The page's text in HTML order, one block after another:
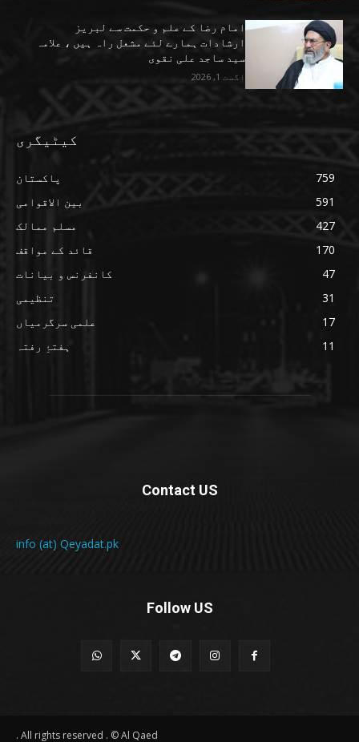
امام رضا کے علم و حکمت سے لبریز
ارشادات ہمارے لئے مشعل راہ ہیں ، علامہ
سید ساجد علی نقوی
اگست 1, 2026
کیٹیگری
پاکستان
759
بین الاقوامی
591
مسلم ممالک
427
قائد کے مواقف
170
کانفرنس و بیانات
47
تنظیمی
31
علمی سرگرمیاں
17
ہفتۂِ رفتہ
11
Contact US
info (at) Qeyadat.pk
Follow US
All rights reserved . © Al Qaed .